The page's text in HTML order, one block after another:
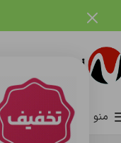
منو صفحه اصلی
فروشگاه نوین تراشه گنجی